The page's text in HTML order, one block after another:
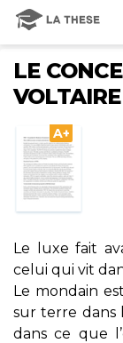
LE
VOLTAIRE
A+
Le luxe fait
celui qui vit
Le mondain
sur terre dans
dans ce que